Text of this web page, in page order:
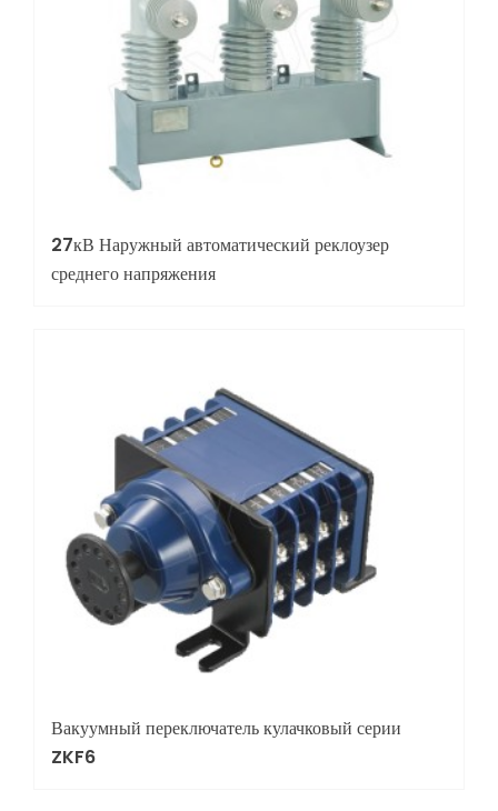
27кВ Наружный автоматический реклоузер
среднего напряжения
Вакуумный переключатель кулачковый серии
ZKF6